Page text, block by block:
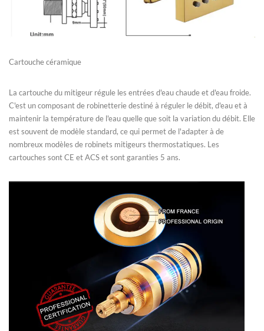
Cartouche céramique
La cartouche du mitigeur régule les entrées d'eau chaude et d'eau froide.
C'est un composant de robinetterie destiné à réguler le débit, d'eau et à
maintenir la température de l'eau quelle que soit la variation du débit. Elle
est souvent de modèle standard, ce qui permet de l'adapter à de
nombreux modèles de robinets mitigeurs thermostatiques. Les
cartouches sont CE et ACS et sont garanties 5 ans.